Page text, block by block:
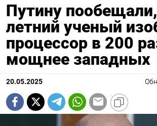
Путину
летний ученый
процессор в 200
мощнее западных
20.05.2025